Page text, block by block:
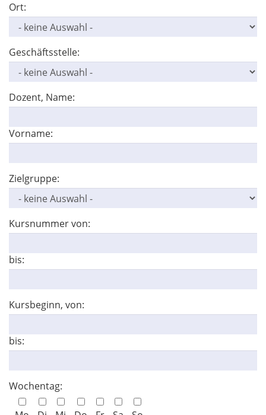
Ort:
Geschäftsstelle:
Dozent, Name:
Vorname:
Zielgruppe:
Kursnummer von:
bis:
Kursbeginn, von:
bis:
Wochentag: